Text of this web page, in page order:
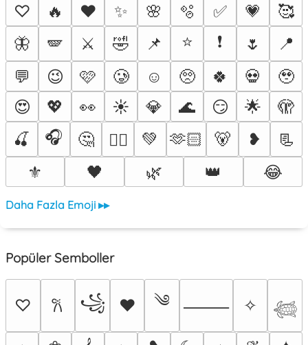
♡ 🔥 ❤️ ✨ 🌸 🫧 ✅ 💗
🥰
🦋
🪽 ⚔️ 🤣 📌 ⭐ ❗ 🌷
📍
💬
😉 🩷 🥲 ☺️ 🥺 🍀 💀
🥹
😍
💖 👀 ☀️ 💎 🌊 😏 🌟
🫣
🍒
🎧 🤔 ❤️‍🔥 💚 🫶🏻 🐻 ❥
📃
⚜️
🖤 🌿 👑 😂
Daha Fazla Emoji ▸▸
Popüler Semboller
♡ 𐙚 ꧁ ♥ ༄ ⸻ ✧
𓆉